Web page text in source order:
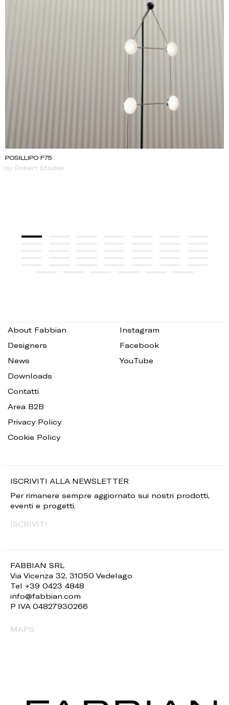
POSILLIPO F75
by Robert Stadler
FABBIAN SRL
Via Vicenza 32, 31050 Vedelago
Tel +39 0423 4848
info@fabbian.com
P IVA 04827930266
MAPS
About Fabbian
Designers
News
Downloads
Contatti
Area B2B
Privacy Policy
Cookie Policy
Instagram
Facebook
YouTube
ISCRIVITI ALLA NEWSLETTER
Per rimanere sempre aggiornato sui nostri prodotti,
eventi e progetti.
ISCRIVITI